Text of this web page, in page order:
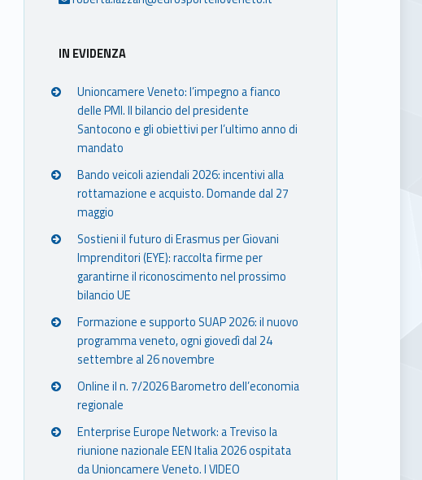
IN EVIDENZA
Unioncamere Veneto: l’impegno a fianco
delle PMI. Il bilancio del presidente
Santocono e gli obiettivi per l’ultimo anno di
mandato
Bando veicoli aziendali 2026: incentivi alla
rottamazione e acquisto. Domande dal 27
maggio
Sostieni il futuro di Erasmus per Giovani
Imprenditori (EYE): raccolta firme per
garantirne il riconoscimento nel prossimo
bilancio UE
Formazione e supporto SUAP 2026: il nuovo
programma veneto, ogni giovedì dal 24
settembre al 26 novembre
Online il n. 7/2026 Barometro dell’economia
regionale
Enterprise Europe Network: a Treviso la
riunione nazionale EEN Italia 2026 ospitata
da Unioncamere Veneto. I VIDEO